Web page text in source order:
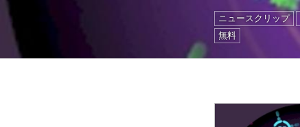
ニュースクリップ
無料